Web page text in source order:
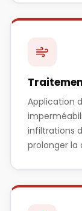
Application
infiltrations
prolonger la